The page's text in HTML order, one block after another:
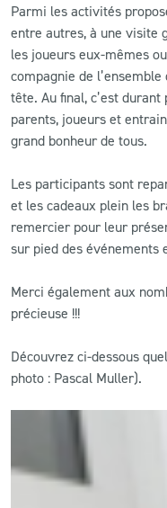
Parmi les activités
entre autres, à une visite
les joueurs eux-mêmes
compagnie de
tête. Au final, c’est
parents, joueurs et
grand bonheur de tous.
Les participants sont
et les cadeaux plein les
remercier pour leur
sur pied des événements
Merci également aux
précieuse !!!
Découvrez ci-dessous
photo : Pascal Muller).